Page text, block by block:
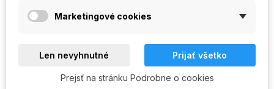
15ml
KOŠÍKA
15ml 30ml
KOŠÍKA
Marketingové cookies
Len nevyhnutné Prijať všetko
Prejsť na stránku Podrobne o cookies